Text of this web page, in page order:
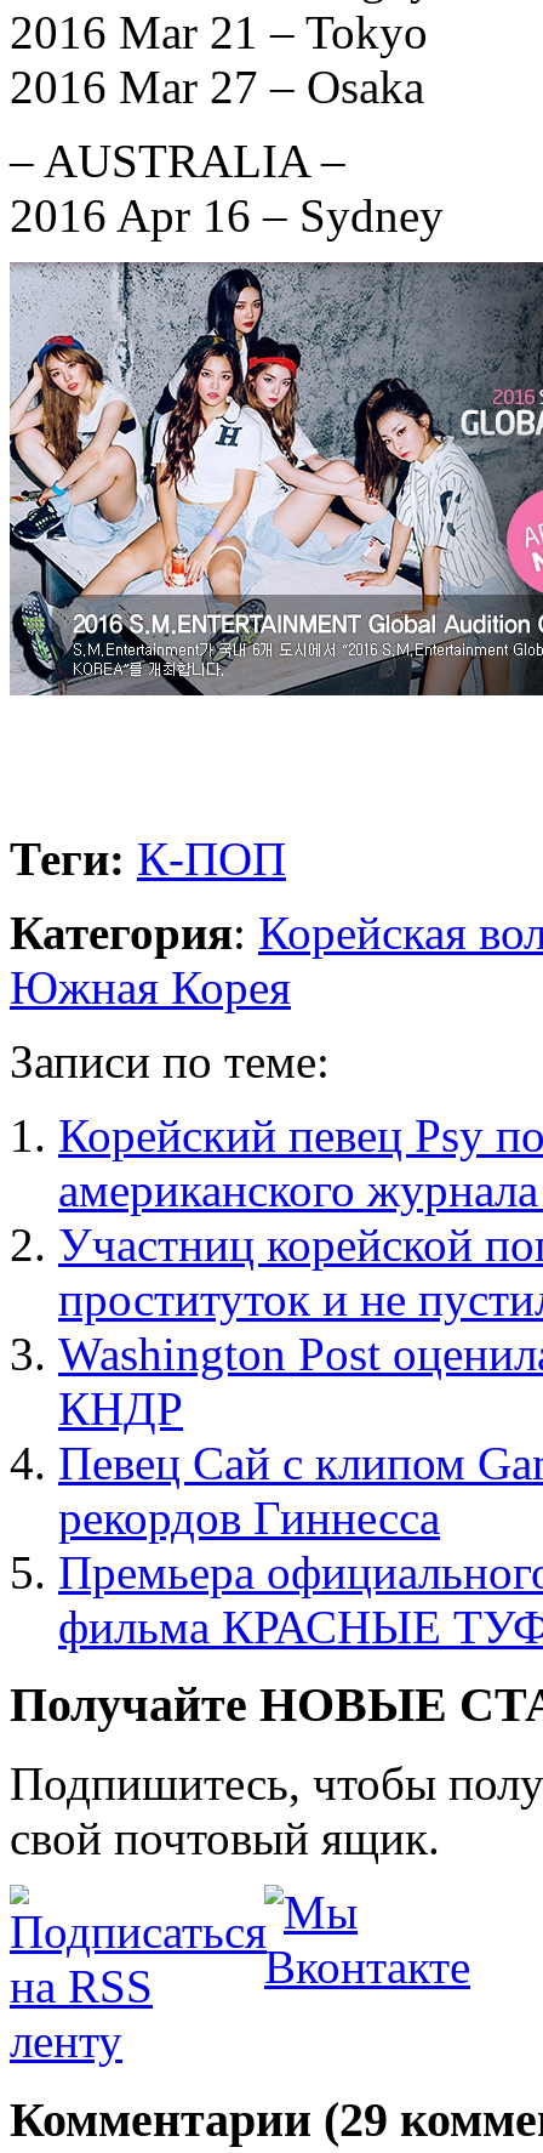
2016 Mar 21 – Tokyo
2016 Mar 27 – Osaka
– AUSTRALIA –
2016 Apr 16 – Sydney
Теги: К-ПОП
Категория: Корейская
Южная Корея
Записи по теме:
Корейский певец Psy
американского
Участниц корейской
проституток и не
Washington Post
КНДР
Певец Сай с клипом
рекордов Гиннесса
Премьера
фильма КРАСНЫЕ
Получайте НОВЫЕ
Подпишитесь, чтобы
свой почтовый ящик.
Комментарии (29